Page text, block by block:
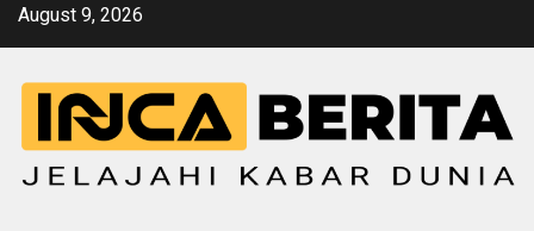
SkipAugust 9, 2026